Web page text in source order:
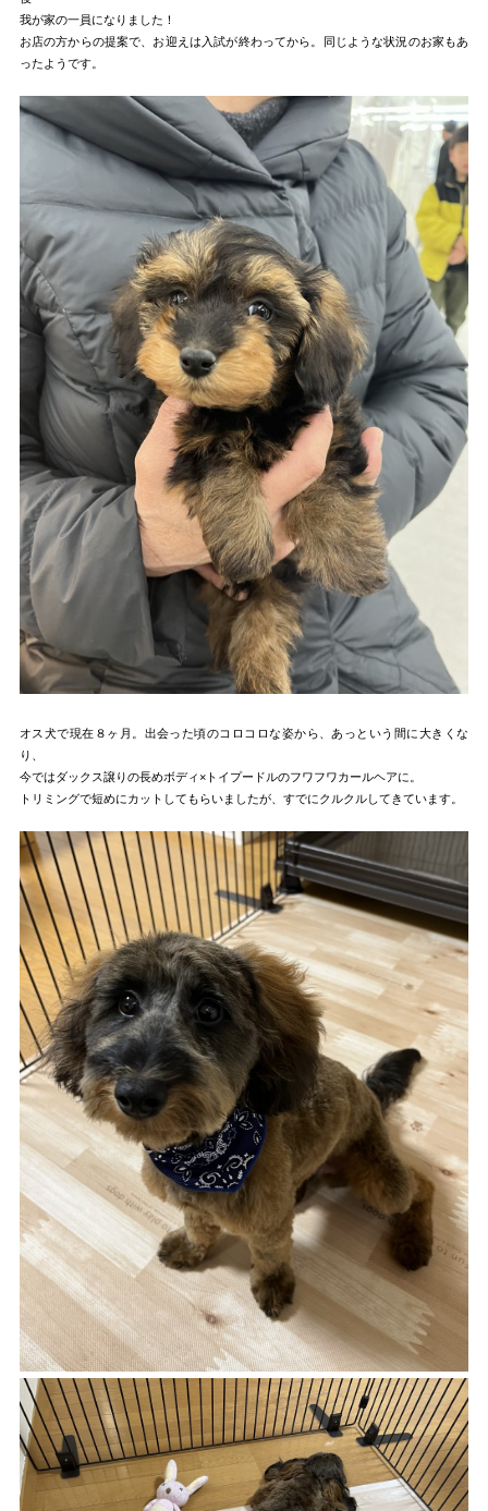
我が家の一員になりました！
お店の方からの提案で、お迎えは入試が終わってから。同じような状況のお家もあ
ったようです。
オス犬で現在８ヶ月。出会った頃のコロコロな姿から、あっという間に大きくな
り、
今ではダックス譲りの長めボディ×トイプードルのフワフワカールヘアに。
トリミングで短めにカットしてもらいましたが、すでにクルクルしてきています。